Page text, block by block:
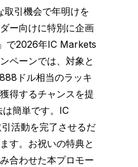
引機会で年明けを
ー向けに特別に企画
」で2026年IC Markets
ペーンでは、対象と
ドル相当のラッキ
得するチャンスを提
簡単です。IC
活動を完了させるだ
す。お祝いの特典と
合わせた本プロモー